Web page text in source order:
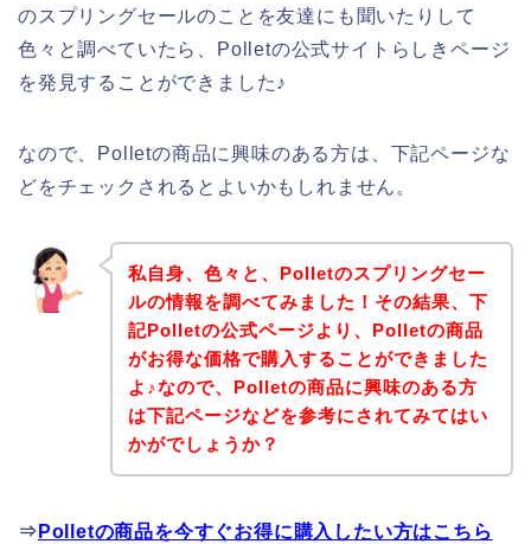
のスプリングセールのことを友達にも聞いたりして
色々と調べていたら、Polletの公式サイトらしきページ
を発見することができました♪
なので、Polletの商品に興味のある方は、下記ページな
どをチェックされるとよいかもしれません。
私自身、色々と、Polletのスプリングセー
ルの情報を調べてみました！その結果、下
記Polletの公式ページより、Polletの商品
がお得な価格で購入することができました
よ♪なので、Polletの商品に興味のある方
は下記ページなどを参考にされてみてはい
かがでしょうか？
⇒ Polletの商品を今すぐお得に購入したい方はこちら